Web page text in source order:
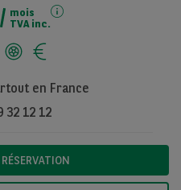
mois
TVA inc.
en France
32 12 12